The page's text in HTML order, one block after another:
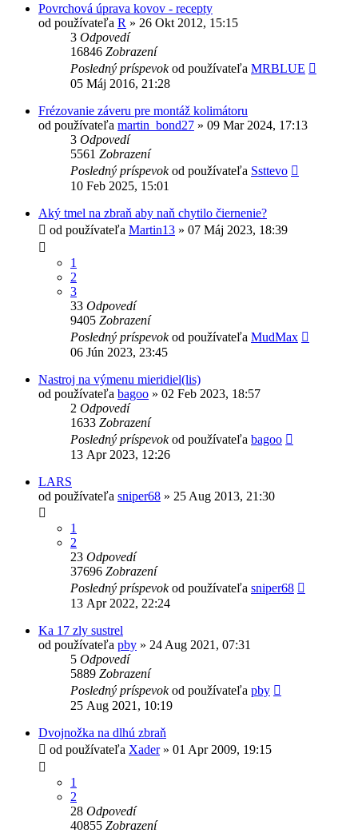
Povrchová úprava kovov - recepty
od používateľa R » 26 Okt 2012, 15:15
3 Odpovedí
16846 Zobrazení
Posledný príspevokod používateľa MRBLUE
05 Máj 2016, 21:28
Frézovanie záveru pre montáž kolimátoru
od používateľa martin_bond27 » 09 Mar 2024, 17:13
3 Odpovedí
5561 Zobrazení
Posledný príspevokod používateľa Ssttevo
10 Feb 2025, 15:01
Aký tmel na zbraň aby naň chytilo čiernenie?
od používateľa Martin13 » 07 Máj 2023, 18:39
1
2
3
33 Odpovedí
9405 Zobrazení
Posledný príspevokod používateľa MudMax
06 Jún 2023, 23:45
Nastroj na výmenu mieridiel(lis)
od používateľa bagoo » 02 Feb 2023, 18:57
2 Odpovedí
1633 Zobrazení
Posledný príspevokod používateľa bagoo
13 Apr 2023, 12:26
LARS
od používateľa sniper68 » 25 Aug 2013, 21:30
1
2
23 Odpovedí
37696 Zobrazení
Posledný príspevokod používateľa sniper68
13 Apr 2022, 22:24
Ka 17 zly sustrel
od používateľa pby » 24 Aug 2021, 07:31
5 Odpovedí
5889 Zobrazení
Posledný príspevokod používateľa pby
25 Aug 2021, 10:19
Dvojnožka na dlhú zbraň
od používateľa Xader» 01 Apr 2009, 19:15
1
2
28 Odpovedí
40855 Zobrazení